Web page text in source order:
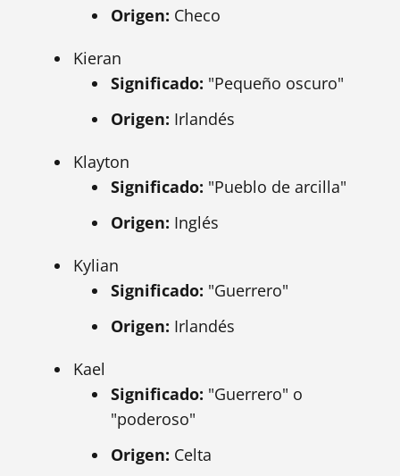
Origen: Checo
Kieran
Significado: "Pequeño oscuro"
Origen: Irlandés
Klayton
Significado: "Pueblo de arcilla"
Origen: Inglés
Kylian
Significado: "Guerrero"
Origen: Irlandés
Kael
Significado: "Guerrero" o
"poderoso"
Origen: Celta